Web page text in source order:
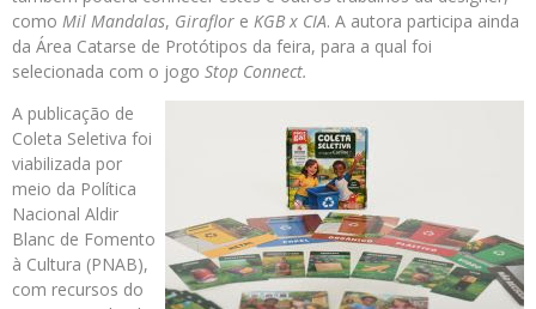
como Mil Mandalas, Giraflor e KGB x CIA. A autora participa ainda
da Área Catarse de Protótipos da feira, para a qual foi
selecionada com o jogo Stop Connect.
A publicação de
Coleta Seletiva foi
viabilizada por
meio da Política
Nacional Aldir
Blanc de Fomento
à Cultura (PNAB),
com recursos do